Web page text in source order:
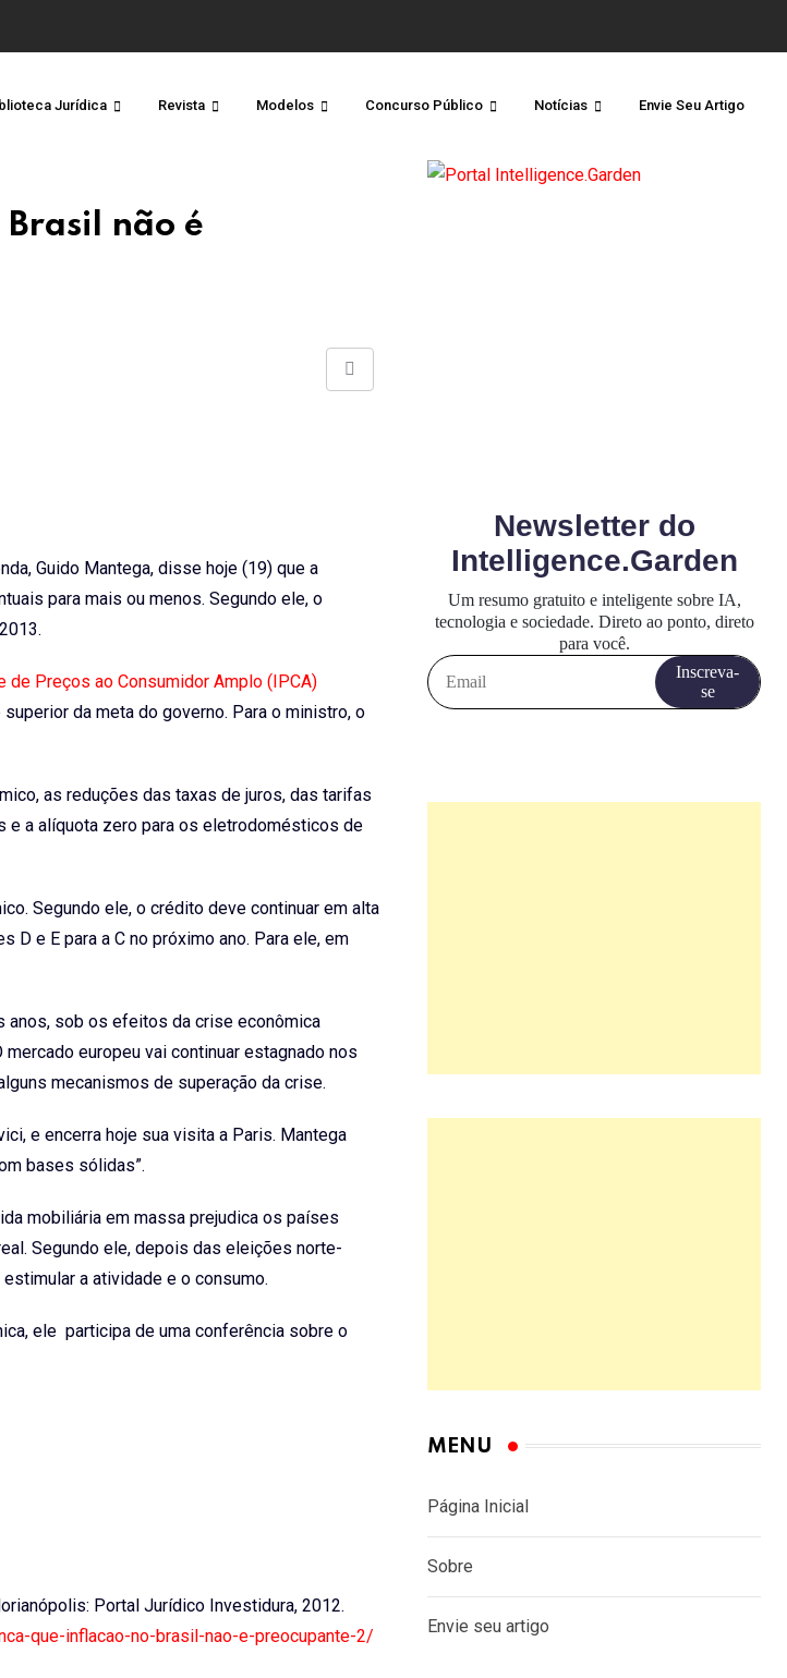
Jurídica Revista Modelos Concurso Público Notícias Envie Seu Artigo
não é
Share
Guido Mantega, disse hoje (19) que a
para mais ou menos. Segundo ele, o
de Preços ao Consumidor Amplo (IPCA)
da meta do governo. Para o ministro, o
as reduções das taxas de juros, das tarifas
a alíquota zero para os eletrodomésticos de
Segundo ele, o crédito deve continuar em alta
e E para a C no próximo ano. Para ele, em
anos, sob os efeitos da crise econômica
europeu vai continuar estagnado nos
mecanismos de superação da crise.
e encerra hoje sua visita a Paris. Mantega
bases sólidas”.
mobiliária em massa prejudica os países
Segundo ele, depois das eleições norte-
a atividade e o consumo.
ele participa de uma conferência sobre o
Portal Jurídico Investidura, 2012.
que-inflacao-no-brasil-nao-e-preocupante-2/
MENU
Página Inicial
Sobre
Envie seu artigo